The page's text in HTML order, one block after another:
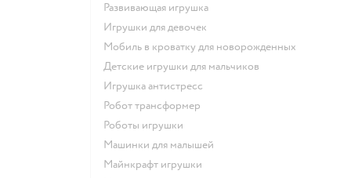
Развивающая игрушка
Игрушки для девочек
Мобиль в кроватку для новорожденных
Детские игрушки для мальчиков
Игрушка антистресс
Робот трансформер
Роботы игрушки
Машинки для малышей
Майнкрафт игрушки